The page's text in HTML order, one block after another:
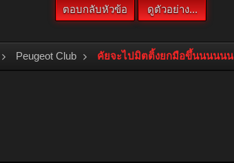
Peugeot Club คัยจะไปมิตติ้งยกมือขึ้นนนนนน